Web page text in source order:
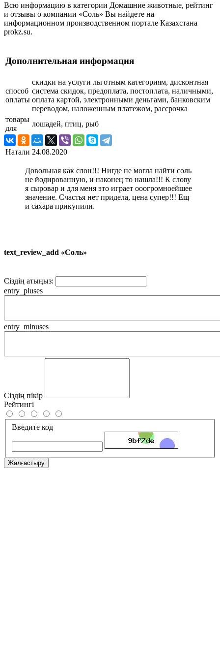
Всю информацию в категории Домашние животные, рейтинг
и отзывы о компании «Соль» Вы найдете на
информационном производственном портале Казахстана
prokz.su.
Дополнительная информация
способ
оплаты
скидки на услуги льготным категориям, дисконтная
система скидок, предоплата, постоплата, наличными,
оплата картой, электронными деньгами, банковским
переводом, наложенным платежом, рассрочка
товары
для
лошадей, птиц, рыб
Натали 24.08.2020
Довольная как слон!!! Нигде не могла найти соль
не йодированную, и наконец то нашла!!! К слову
я сыровар и для меня это играет ооогромноейшее
значение. Счастья нет придела, цена супер!!! Ещ
и сахара прикупили.
text_review_add «Соль»
Сіздің атыңыз:
entry_pluses
entry_minuses
Сіздің пікір
Рейтингі
Введите код
Жалғастыру